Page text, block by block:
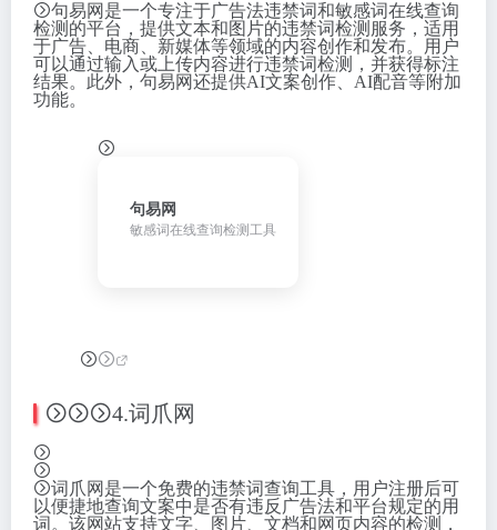
句易网是一个专注于广告法违禁词和敏感词在线查询
检测的平台，提供文本和图片的违禁词检测服务，适用
于广告、电商、新媒体等领域的内容创作和发布。用户
可以通过输入或上传内容进行违禁词检测，并获得标注
结果。此外，句易网还提供AI文案创作、AI配音等附加
功能。
句易网
敏感词在线查询检测工具
4.词爪网
词爪网是一个免费的违禁词查询工具，用户注册后可
以便捷地查询文案中是否有违反广告法和平台规定的用
词。该网站支持文字、图片、文档和网页内容的检测，